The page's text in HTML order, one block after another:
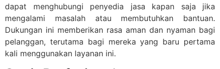
dapat menghubungi penyedia jasa kapan saja jika
mengalami masalah atau membutuhkan bantuan.
Dukungan ini memberikan rasa aman dan nyaman bagi
pelanggan, terutama bagi mereka yang baru pertama
kali menggunakan layanan ini.